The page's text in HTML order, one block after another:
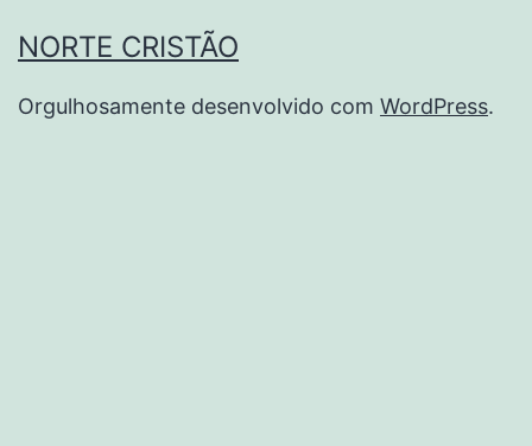
NORTE CRISTÃO
Orgulhosamente desenvolvido com WordPress.